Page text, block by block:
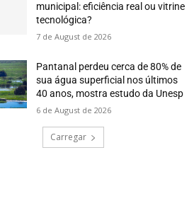
municipal: eficiência real ou vitrine
tecnológica?
7 de August de 2026
Pantanal perdeu cerca de 80% de
sua água superficial nos últimos
40 anos, mostra estudo da Unesp
6 de August de 2026
Carregar